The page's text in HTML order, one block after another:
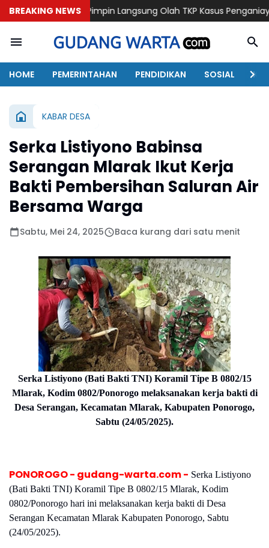
BREAKING NEWS
Pimpin Langsung Olah TKP Kasus Penganiayaan Berujung
HOME PEMERINTAHAN PENDIDIKAN SOSIAL
KABAR DESA
Serka Listiyono Babinsa
Serangan Mlarak Ikut Kerja
Bakti Pembersihan Saluran Air
Bersama Warga
Sabtu, Mei 24, 2025 Baca kurang dari satu menit
Serka Listiyono (Bati Bakti TNI) Koramil Tipe B 0802/15
Mlarak, Kodim 0802/Ponorogo melaksanakan kerja bakti di
Desa Serangan, Kecamatan Mlarak, Kabupaten Ponorogo,
Sabtu (24/05/2025).
PONOROGO - gudang-warta.com - Serka Listiyono
(Bati Bakti TNI) Koramil Tipe B 0802/15 Mlarak, Kodim
0802/Ponorogo hari ini melaksanakan kerja bakti di Desa
Serangan Kecamatan Mlarak Kabupaten Ponorogo, Sabtu
(24/05/2025).